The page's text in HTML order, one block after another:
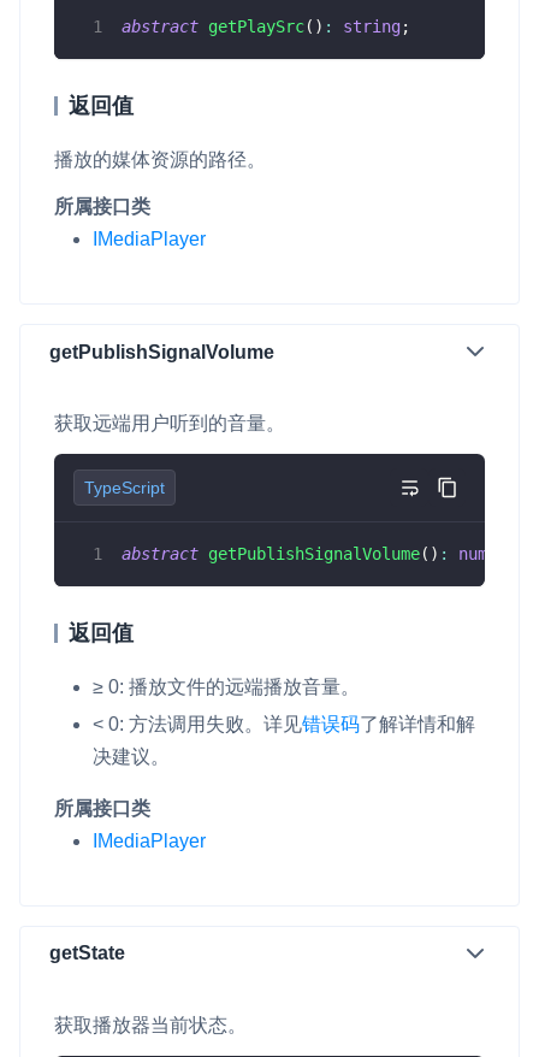
abstract getPlaySrc( ) : string;
返回值
播放的媒体资源的路径。
所属接口类
IMediaPlayer
getPublishSignalVolume
获取远端用户听到的音量。
TypeScript
abstract getPublishSignalVolume( ) : number
返回值
≥ 0: 播放文件的远端播放音量。
< 0: 方法调用失败。详见错误码了解详情和解
决建议。
所属接口类
IMediaPlayer
getState
获取播放器当前状态。